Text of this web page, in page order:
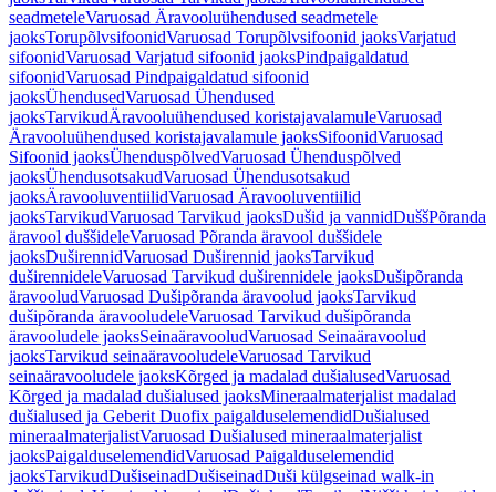
seadmeteleVaruosad Äravooluühendused seadmetele
jaoksTorupõlvsifoonidVaruosad Torupõlvsifoonid jaoksVarjatud
sifoonidVaruosad Varjatud sifoonid jaoksPindpaigaldatud
sifoonidVaruosad Pindpaigaldatud sifoonid
jaoksÜhendusedVaruosad Ühendused
jaoksTarvikudÄravooluühendused koristajavalamuleVaruosad
Äravooluühendused koristajavalamule jaoksSifoonidVaruosad
Sifoonid jaoksÜhenduspõlvedVaruosad Ühenduspõlved
jaoksÜhendusotsakudVaruosad Ühendusotsakud
jaoksÄravooluventiilidVaruosad Äravooluventiilid
jaoksTarvikudVaruosad Tarvikud jaoksDušid ja vannidDuššPõranda
äravool duššideleVaruosad Põranda äravool duššidele
jaoksDuširennidVaruosad Duširennid jaoksTarvikud
duširennideleVaruosad Tarvikud duširennidele jaoksDušipõranda
äravooludVaruosad Dušipõranda äravoolud jaoksTarvikud
dušipõranda äravooludeleVaruosad Tarvikud dušipõranda
äravooludele jaoksSeinaäravooludVaruosad Seinaäravoolud
jaoksTarvikud seinaäravooludeleVaruosad Tarvikud
seinaäravooludele jaoksKõrged ja madalad dušialusedVaruosad
Kõrged ja madalad dušialused jaoksMineraalmaterjalist madalad
dušialused ja Geberit Duofix paigalduselemendidDušialused
mineraalmaterjalistVaruosad Dušialused mineraalmaterjalist
jaoksPaigalduselemendidVaruosad Paigalduselemendid
jaoksTarvikudDušiseinadDušiseinadDuši külgseinad walk-in